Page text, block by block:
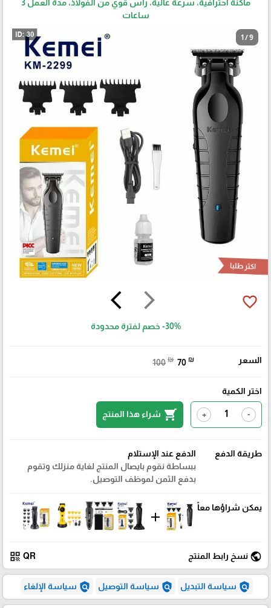
ماكنة احترافية، سرعة عالية، راس قوي من الفولاذ، مدة العمل 3
ساعات
1 / 9
arrow_forward_ios
arrow_back_ios
اكثر طلبا
favorite_border
-30% خصم لفترة محدودة
السعر 100 ₪ 70 ₪
اختر الكمية
-
+
shopping_cart شراء هذا المنتج
طريقة الدفع
الدفع عند الإستلام
ببساطة نقوم بايصال المنتج لغاية منزلك وتقوم
بدفع الثمن لموظف التوصيل.
يمكن شراؤها معاً
add
public نسخ رابط المنتج QR
qr_code
policy سياسة التبديل policy سياسة التوصيل policy سياسة الإلغاء